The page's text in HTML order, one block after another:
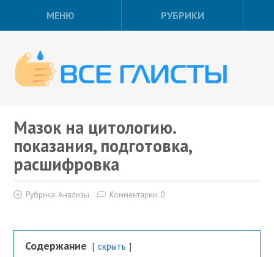
МЕНЮ РУБРИКИ
Мазок на цитологию.
показания, подготовка,
расшифровка
Рубрика:Анализы Комментарии: 0
Содержание скрыть